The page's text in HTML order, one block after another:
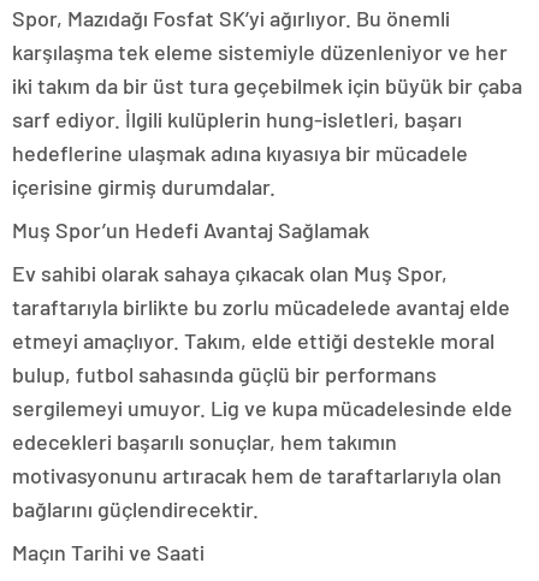
Spor, Mazıdağı Fosfat SK’yi ağırlıyor. Bu önemli
karşılaşma tek eleme sistemiyle düzenleniyor ve her
iki takım da bir üst tura geçebilmek için büyük bir çaba
sarf ediyor. İlgili kulüplerin hung-isletleri, başarı
hedeflerine ulaşmak adına kıyasıya bir mücadele
içerisine girmiş durumdalar.
Muş Spor’un Hedefi Avantaj Sağlamak
Ev sahibi olarak sahaya çıkacak olan Muş Spor,
taraftarıyla birlikte bu zorlu mücadelede avantaj elde
etmeyi amaçlıyor. Takım, elde ettiği destekle moral
bulup, futbol sahasında güçlü bir performans
sergilemeyi umuyor. Lig ve kupa mücadelesinde elde
edecekleri başarılı sonuçlar, hem takımın
motivasyonunu artıracak hem de taraftarlarıyla olan
bağlarını güçlendirecektir.
Maçın Tarihi ve Saati